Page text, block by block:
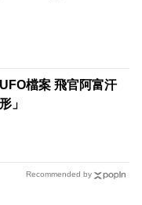
檔案 飛官阿富汗
」
Recommended by